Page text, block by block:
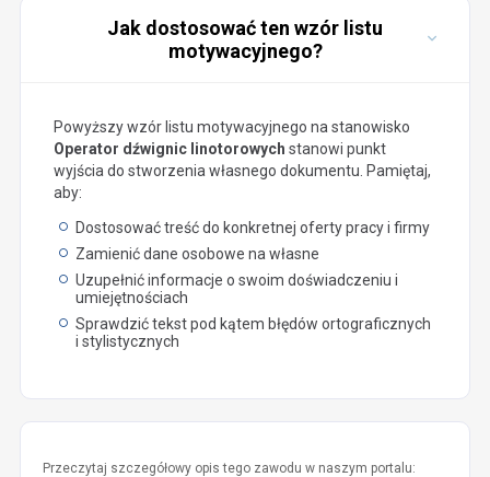
Jak dostosować ten wzór listu
motywacyjnego?
Powyższy wzór listu motywacyjnego na stanowisko
Operator dźwignic linotorowych stanowi punkt
wyjścia do stworzenia własnego dokumentu. Pamiętaj,
aby:
Dostosować treść do konkretnej oferty pracy i firmy
Zamienić dane osobowe na własne
Uzupełnić informacje o swoim doświadczeniu i
umiejętnościach
Sprawdzić tekst pod kątem błędów ortograficznych
i stylistycznych
Przeczytaj szczegółowy opis tego zawodu w naszym portalu: